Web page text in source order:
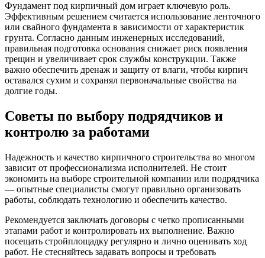
Фундамент под кирпичный дом играет ключевую роль.
Эффективным решением считается использование ленточного
или свайного фундамента в зависимости от характеристик
грунта. Согласно данным инженерных исследований,
правильная подготовка основания снижает риск появления
трещин и увеличивает срок службы конструкции. Также
важно обеспечить дренаж и защиту от влаги, чтобы кирпич
оставался сухим и сохранял первоначальные свойства на
долгие годы.
Советы по выбору подрядчиков и
контролю за работами
Надежность и качество кирпичного строительства во многом
зависит от профессионализма исполнителей. Не стоит
экономить на выборе строительной компании или подрядчика
— опытные специалисты смогут правильно организовать
работы, соблюдать технологию и обеспечить качество.
Рекомендуется заключать договоры с четко прописанными
этапами работ и контролировать их выполнение. Важно
посещать стройплощадку регулярно и лично оценивать ход
работ. Не стесняйтесь задавать вопросы и требовать